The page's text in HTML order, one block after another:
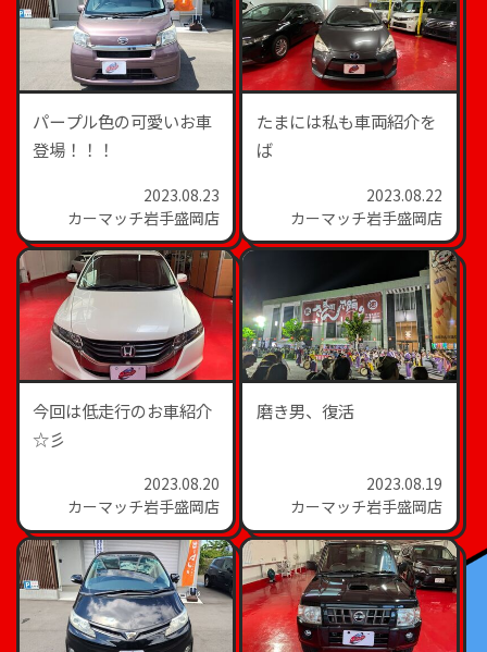
パープル色の可愛いお車
登場！！！
2023.08.23
カーマッチ岩手盛岡店
たまには私も車両紹介を
ば
2023.08.22
カーマッチ岩手盛岡店
今回は低走行のお車紹介
☆彡
2023.08.20
カーマッチ岩手盛岡店
磨き男、復活
2023.08.19
カーマッチ岩手盛岡店